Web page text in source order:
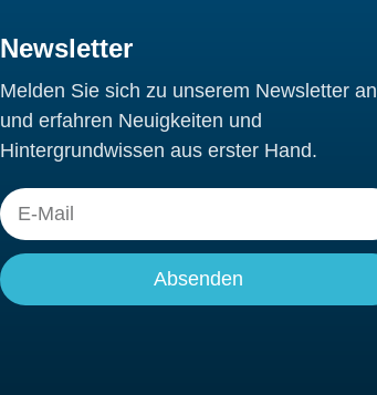
Newsletter
Melden Sie sich zu unserem Newsletter an
und erfahren Neuigkeiten und
Hintergrundwissen aus erster Hand.
E-
Mail
Absenden